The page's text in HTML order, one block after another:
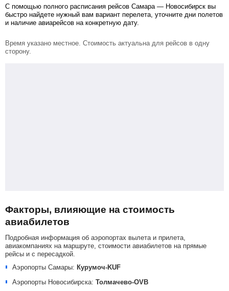
С помощью полного расписания рейсов Самара — Новосибирск вы
быстро найдете нужный вам вариант перелета, уточните дни полетов
и наличие авиарейсов на конкретную дату.
Время указано местное. Стоимость актуальна для рейсов в одну
сторону.
Факторы, влияющие на стоимость
авиабилетов
Подробная информация об аэропортах вылета и прилета,
авиакомпаниях на маршруте, стоимости авиабилетов на прямые
рейсы и с пересадкой.
Аэропорты Самары: Курумоч-KUF
Аэропорты Новосибирска: Толмачево-OVB